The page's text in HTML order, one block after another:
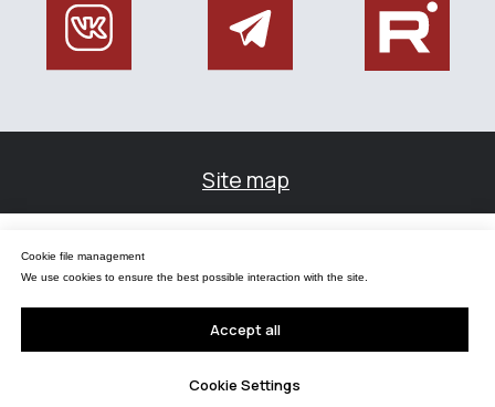
Мы используем файлы cookie для обеспечения наилучшего взаимодействия с
сайтом.
Принять все
Настройки Cookie
Cookie file management
We use cookies to ensure the best possible interaction with the site.
Accept all
Cookie Settings